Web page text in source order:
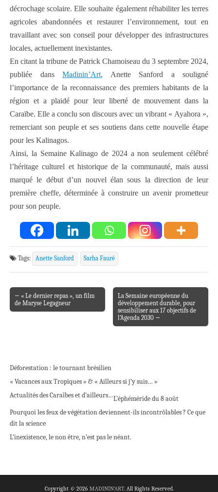
décrochage scolaire. Elle souhaite également réhabiliter les terres
agricoles abandonnées et restaurer l’environnement, tout en
travaillant avec son conseil pour développer des infrastructures
locales, actuellement inexistantes.
En citant la tribune de Patrick Chamoiseau du 3 septembre 2024,
publiée dans Madinin’Art, Anette Sanford a souligné
l’importance de la reconnaissance des premiers habitants de la
région et a plaidé pour leur liberté de mouvement dans la
Caraïbe. Elle a conclu son discours avec un vibrant « Ayahora »,
remerciant son peuple et ses soutiens dans cette nouvelle étape
pour les Kalinagos.
Ainsi, la Semaine Kalinago de 2024 a non seulement célébré
l’héritage culturel et historique de la communauté, mais aussi
marqué le début d’un nouvel élan sous la direction de leur
première cheffe, déterminée à construire un avenir prometteur
pour son peuple.
Tags: Anette Sanford Sarha Fauré
Post navigation
← « Le dernier repas », un film
de Maryse Legagneur
La Semaine européenne du
développement durable, pour
sensibiliser aux 17 objectifs de
l’Agenda 2030 →
Déforestation : le tournant brésilien
« Vacances aux Tropiques » & « Ailleurs si j’y suis… »
Actualités des Caraïbes et d’ailleurs…L’éphéméride du 8 août
Pourquoi les feux de végétation deviennent-ils incontrôlables ? Ce que
dit la science
L’inexistence, le non être, n’est pas le néant.
Copyright © 2026 MADININ'ART. All Rights Reserved.